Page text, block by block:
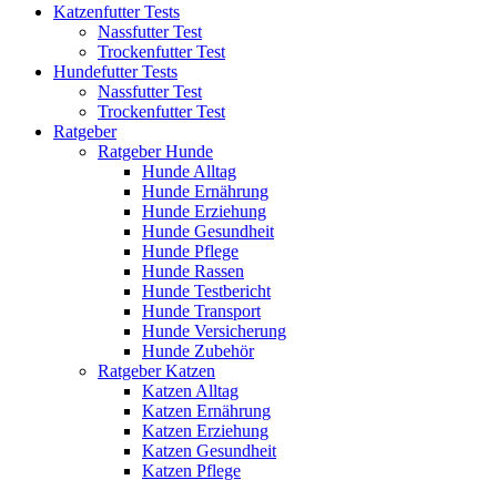
Katzenfutter Tests
Nassfutter Test
Trockenfutter Test
Hundefutter Tests
Nassfutter Test
Trockenfutter Test
Ratgeber
Ratgeber Hunde
Hunde Alltag
Hunde Ernährung
Hunde Erziehung
Hunde Gesundheit
Hunde Pflege
Hunde Rassen
Hunde Testbericht
Hunde Transport
Hunde Versicherung
Hunde Zubehör
Ratgeber Katzen
Katzen Alltag
Katzen Ernährung
Katzen Erziehung
Katzen Gesundheit
Katzen Pflege